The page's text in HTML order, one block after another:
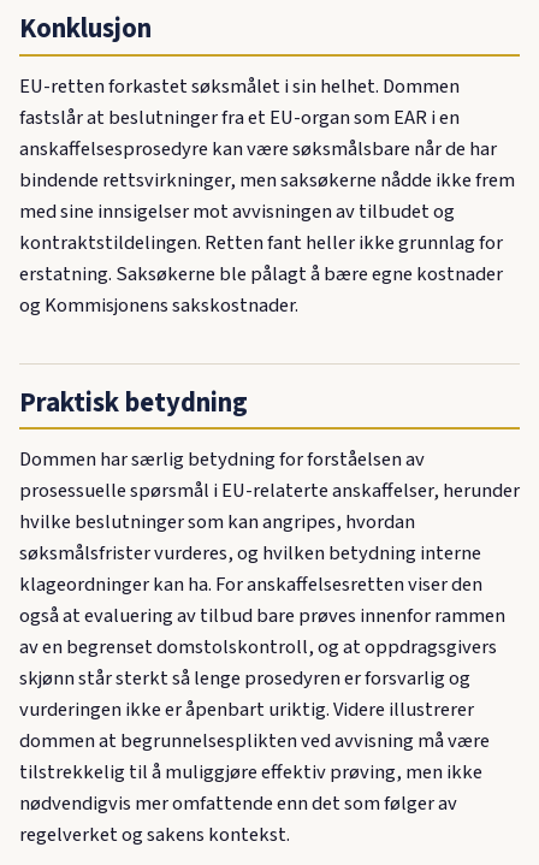
Konklusjon
EU-retten forkastet søksmålet i sin helhet. Dommen
fastslår at beslutninger fra et EU-organ som EAR i en
anskaffelsesprosedyre kan være søksmålsbare når de har
bindende rettsvirkninger, men saksøkerne nådde ikke frem
med sine innsigelser mot avvisningen av tilbudet og
kontraktstildelingen. Retten fant heller ikke grunnlag for
erstatning. Saksøkerne ble pålagt å bære egne kostnader
og Kommisjonens sakskostnader.
Praktisk betydning
Dommen har særlig betydning for forståelsen av
prosessuelle spørsmål i EU-relaterte anskaffelser, herunder
hvilke beslutninger som kan angripes, hvordan
søksmålsfrister vurderes, og hvilken betydning interne
klageordninger kan ha. For anskaffelsesretten viser den
også at evaluering av tilbud bare prøves innenfor rammen
av en begrenset domstolskontroll, og at oppdragsgivers
skjønn står sterkt så lenge prosedyren er forsvarlig og
vurderingen ikke er åpenbart uriktig. Videre illustrerer
dommen at begrunnelsesplikten ved avvisning må være
tilstrekkelig til å muliggjøre effektiv prøving, men ikke
nødvendigvis mer omfattende enn det som følger av
regelverket og sakens kontekst.